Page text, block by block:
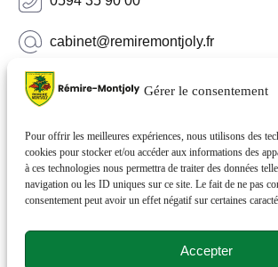
Gérer le consentement
Pour offrir les meilleures expériences, nous utilisons des
cookies pour stocker et/ou accéder aux informations des
à ces technologies nous permettra de traiter des données
navigation ou les ID uniques sur ce site. Le fait de ne pas
consentement peut avoir un effet négatif sur certaines
Accepter
cabinet@remiremontjoly.fr
Newsletter
nouvelles de votre commune.